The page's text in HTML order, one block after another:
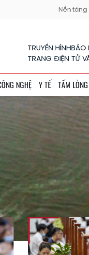
Nền tảng
TRUYỀN HÌNHBÁO
TRANG ĐIỆN TỬ
NGHỆ Y TẾ TẤM LÒNG